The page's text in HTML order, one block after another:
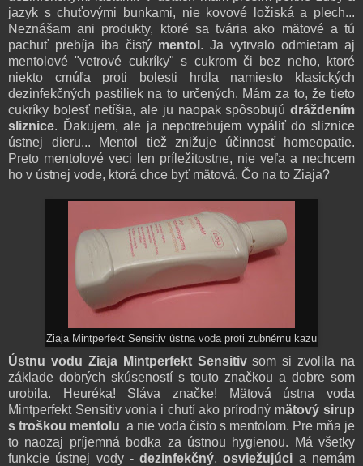
jazyk s chuťovými bunkami, nie kovové ložiská a plech...
Neznášam ani produkty, ktoré sa tvária ako mätové a tú
pachuť prebíja iba čistý mentol . Ja vytrvalo odmietam aj
mentolové "vetrové cukríky" s cukrom či bez neho, ktoré
niekto cmúľa proti bolesti hrdla namiesto klasických
dezinfekčných pastiliek na to určených. Mám za to, že tieto
cukríky bolesť netíšia, ale ju naopak spôsobujú dráždením
sliznice. Ďakujem, ale ja nepotrebujem vypáliť do sliznice
ústnej dieru... Mentol tiež znižuje účinnosť homeopatie.
Preto mentolové veci len príležitostne, nie veľa a nechcem
ho v ústnej vode, ktorá chce byť mätová. Čo na to Ziaja?
Ziaja Mintperfekt Sensitiv ústna voda proti zubnému kazu
Ústnu vodu Ziaja Mintperfekt Sensitivsom si zvolila na
základe dobrých skúseností s touto značkou a dobre som
urobila. Heuréka! Sláva značke! Mätová ústna voda
Mintperfekt Sensitiv vonia i chutí ako prírodný mätový sirup
s troškou mentolu a nie voda čisto s mentolom. Pre mňa je
to naozaj príjemná bodka za ústnou hygienou. Má všetky
funkcie ústnej vody -dezinfekčný,osviežujúci a nemám